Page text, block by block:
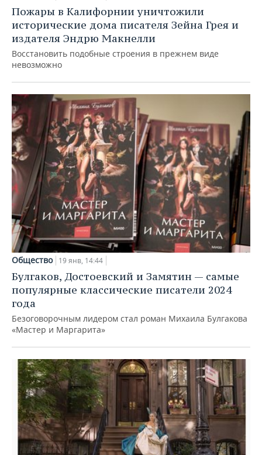
Пожары в Калифорнии уничтожили
исторические дома писателя Зейна Грея и
издателя Эндрю Макнелли
Восстановить подобные строения в прежнем виде
невозможно
Общество 19 янв, 14:44
Булгаков, Достоевский и Замятин — самые
популярные классические писатели 2024
года
Безоговорочным лидером стал роман Михаила Булгакова
«Мастер и Маргарита»